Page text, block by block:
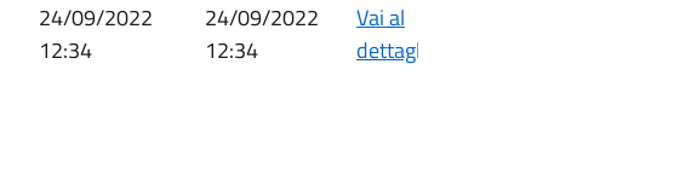
24/09/2022
12:34
24/09/2022
12:34
Vai al
dettaglio